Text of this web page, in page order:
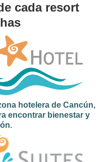
cada resort
hotelera de Cancún,
encontrar bienestar y